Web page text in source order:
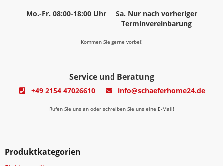
Mo.-Fr. 08:00-18:00 Uhr
Sa. Nur nach vorheriger
Terminvereinbarung
Kommen Sie gerne vorbei!
Service und Beratung
+49 2154 47026610 info@schaeferhome24.de
Rufen Sie uns an oder schreiben Sie uns eine E-Mail!
Produktkategorien